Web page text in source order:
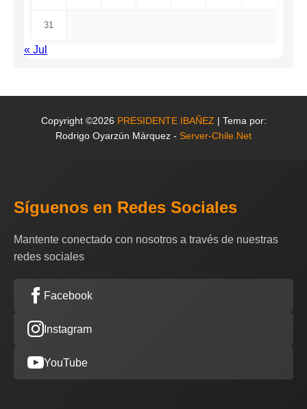
31
« Jul
Copyright ©2026 PRESIDENTE IBAÑEZ | Tema por:
Rodrigo Oyarzún Márquez - Server-Chile.Net
Síguenos en Redes Sociales
Mantente conectado con nosotros a través de nuestras
redes sociales
Facebook
Instagram
YouTube